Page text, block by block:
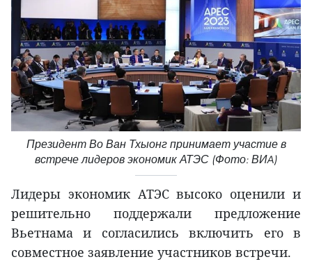
Президент Во Ван Тхыонг принимает участие в
встрече лидеров экономик АТЭС (Фото: ВИA)
Лидеры экономик АТЭС высоко оценили и
решительно поддержали предложение
Вьетнама и согласились включить его в
совместное заявление участников встречи.